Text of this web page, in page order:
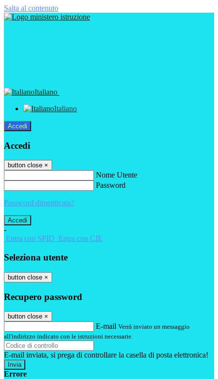
Salta al contenuto
Italiano
Italiano
Accedi
Accedi
button close ×
Nome Utente
Password
Password dimenticata?
-
Entra con SPID Entra con CIE
Seleziona utente
button close ×
Recupero password
button close ×
E-mail Verrà inviato un messaggio
all'indirizzo indicato con le istruzioni necessarie.
E-mail inviata, si prega di controllare la casella di posta elettronica!
Errore